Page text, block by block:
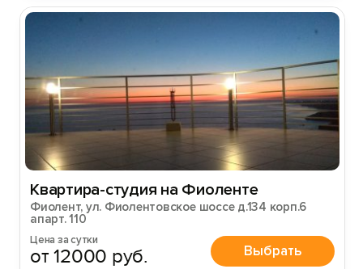
Квартира-студия на Фиоленте
Фиолент, ул. Фиолентовское шоссе д.134 корп.6
апарт. 110
Цена за сутки
от 12000 руб. Выбрать